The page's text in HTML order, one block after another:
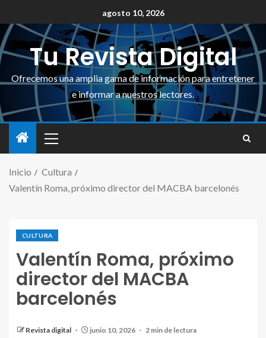
agosto 10, 2026
Tu Revista Digital
Ofrecemos una amplia gama de información para entretener
e informar a nuestros lectores.
Inicio
Cultura
Valentín Roma, próximo director del MACBA barcelonés
CULTURA
Valentín Roma, próximo
director del MACBA
barcelonés
Revista digital junio 10, 2026 2 min de lectura